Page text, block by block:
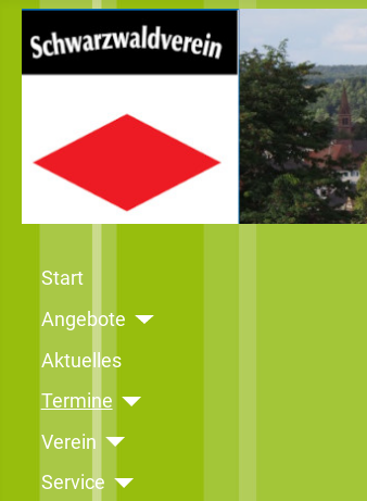
Start
Angebote
Aktuelles
Termine
Verein
Service